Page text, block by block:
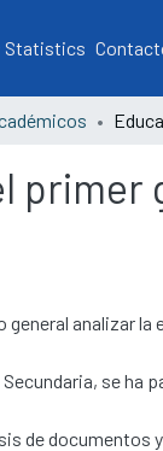
Statistics
primer
analizar la
se ha
de documentos